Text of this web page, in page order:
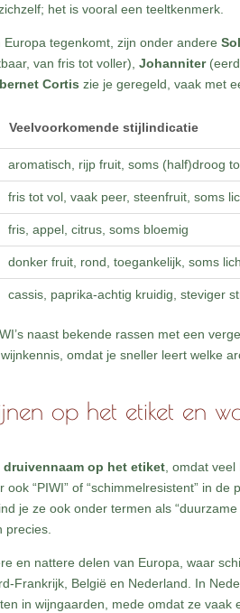
het is vooral een teeltkenmerk.
Europa tegenkomt, zijn onder andere
van fris tot voller),Johanniter
Cortis zie je geregeld, vaak met
Veelvoorkomende stijlindicatie
aromatisch, rijp fruit, soms (half)droog
fris tot vol, vaak peer, steenfruit, soms
fris, appel, citrus, soms bloemig
donker fruit, rond, toegankelijk, soms
cassis, paprika-achtig kruidig, steviger
naast bekende rassen met een
omdat je sneller leert welke
op het etiket en
druivennaam op het etiket , omdat
“PIWI” of “schimmelresistent” in
je ze ook onder termen als “duurzame
precies.
en nattere delen van Europa, waar
Frankrijk, België en Nederland. In
in wijngaarden, mede omdat ze vaak